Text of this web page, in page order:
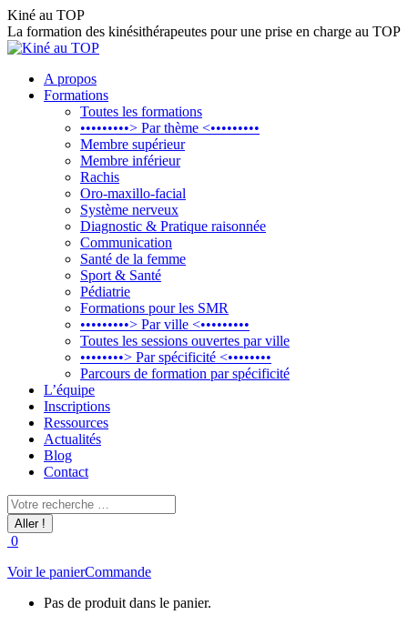
Aller
au
contenu
Kiné au TOP
La formation des kinésithérapeutes pour une prise en charge au TOP
A propos
Formations
Toutes les formations
•••••••••> Par thème <•••••••••
Membre supérieur
Membre inférieur
Rachis
Oro-maxillo-facial
Système nerveux
Diagnostic & Pratique raisonnée
Communication
Santé de la femme
Sport & Santé
Pédiatrie
Formations pour les SMR
•••••••••> Par ville <•••••••••
Toutes les sessions ouvertes par ville
••••••••> Par spécificité <••••••••
Parcours de formation par spécificité
L’équipe
Inscriptions
Ressources
Actualités
Blog
Contact
Recherche
:
0
Voir le panierCommande
Pas de produit dans le panier.